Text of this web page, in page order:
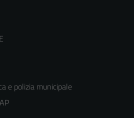
e polizia municipale